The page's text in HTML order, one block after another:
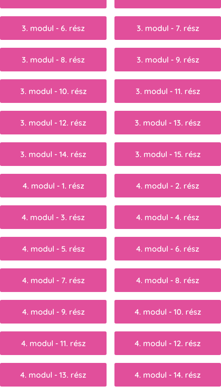
3. modul - 6. rész 3. modul - 7. rész
3. modul - 8. rész 3. modul - 9. rész
3. modul - 10. rész 3. modul - 11. rész
3. modul - 12. rész 3. modul - 13. rész
3. modul - 14. rész 3. modul - 15. rész
4. modul - 1. rész 4. modul - 2. rész
4. modul - 3. rész 4. modul - 4. rész
4. modul - 5. rész 4. modul - 6. rész
4. modul - 7. rész 4. modul - 8. rész
4. modul - 9. rész 4. modul - 10. rész
4. modul - 11. rész 4. modul - 12. rész
4. modul - 13. rész 4. modul - 14. rész